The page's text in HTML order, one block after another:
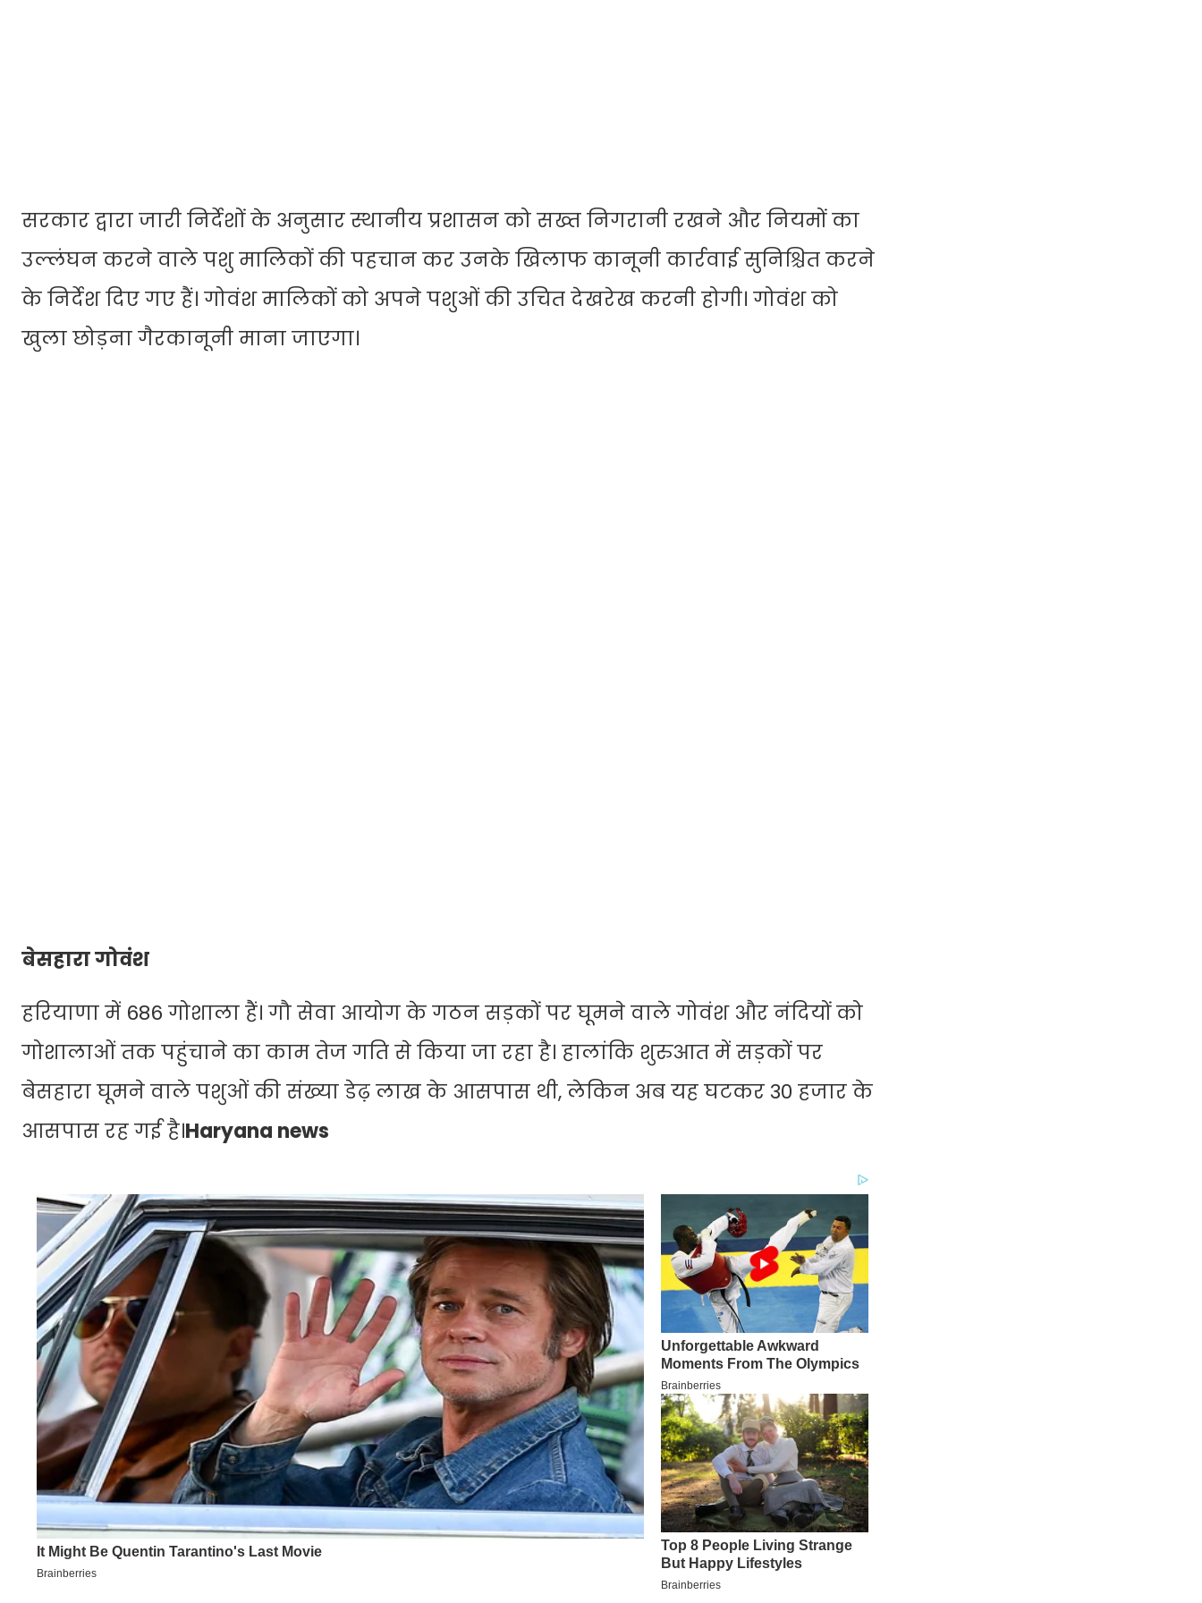
सरकार द्वारा जारी निर्देशों के अनुसार स्थानीय प्रशासन को सख्त निगरानी रखने और नियमों का
उल्लंघन करने वाले पशु मालिकों की पहचान कर उनके खिलाफ कानूनी कार्रवाई सुनिश्चित करने
के निर्देश दिए गए हैं। गोवंश मालिकों को अपने पशुओं की उचित देखरेख करनी होगी। गोवंश को
खुला छोड़ना गैरकानूनी माना जाएगा।
बेसहारा गोवंश
हरियाणा में 686 गोशाला हैं। गौ सेवा आयोग के गठन सड़कों पर घूमने वाले गोवंश और नंदियों को
गोशालाओं तक पहुंचाने का काम तेज गति से किया जा रहा है। हालांकि शुरुआत में सड़कों पर
बेसहारा घूमने वाले पशुओं की संख्या डेढ़ लाख के आसपास थी, लेकिन अब यह घटकर 30 हजार के
आसपास रह गई है।Haryana news